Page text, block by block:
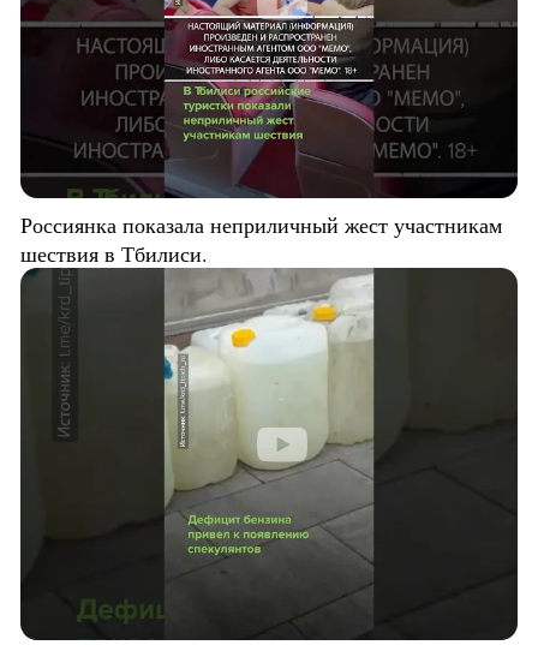
Россиянка показала неприличный жест участникам
шествия в Тбилиси.